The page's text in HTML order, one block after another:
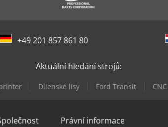
+49 201 857 861 80
Aktuální hledání strojů:
Dílenské lisy Ford Transit
Právní informace